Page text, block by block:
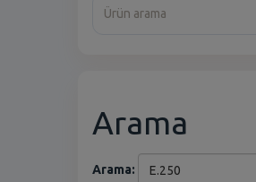
Arama
Arama: